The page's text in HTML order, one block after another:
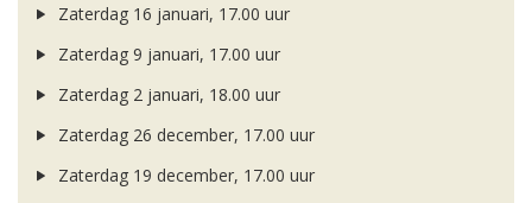
Zaterdag 16 januari, 17.00 uur
Zaterdag 9 januari, 17.00 uur
Zaterdag 2 januari, 18.00 uur
Zaterdag 26 december, 17.00 uur
Zaterdag 19 december, 17.00 uur